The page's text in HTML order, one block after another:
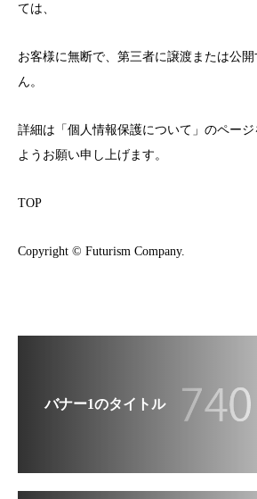
ては、
お客様に無断で、第三者に譲渡または公
ん。
詳細は「個人情報保護について」のペー
ようお願い申し上げます。
TOP
Copyright © Futurism Company.
バナー1のタイトル